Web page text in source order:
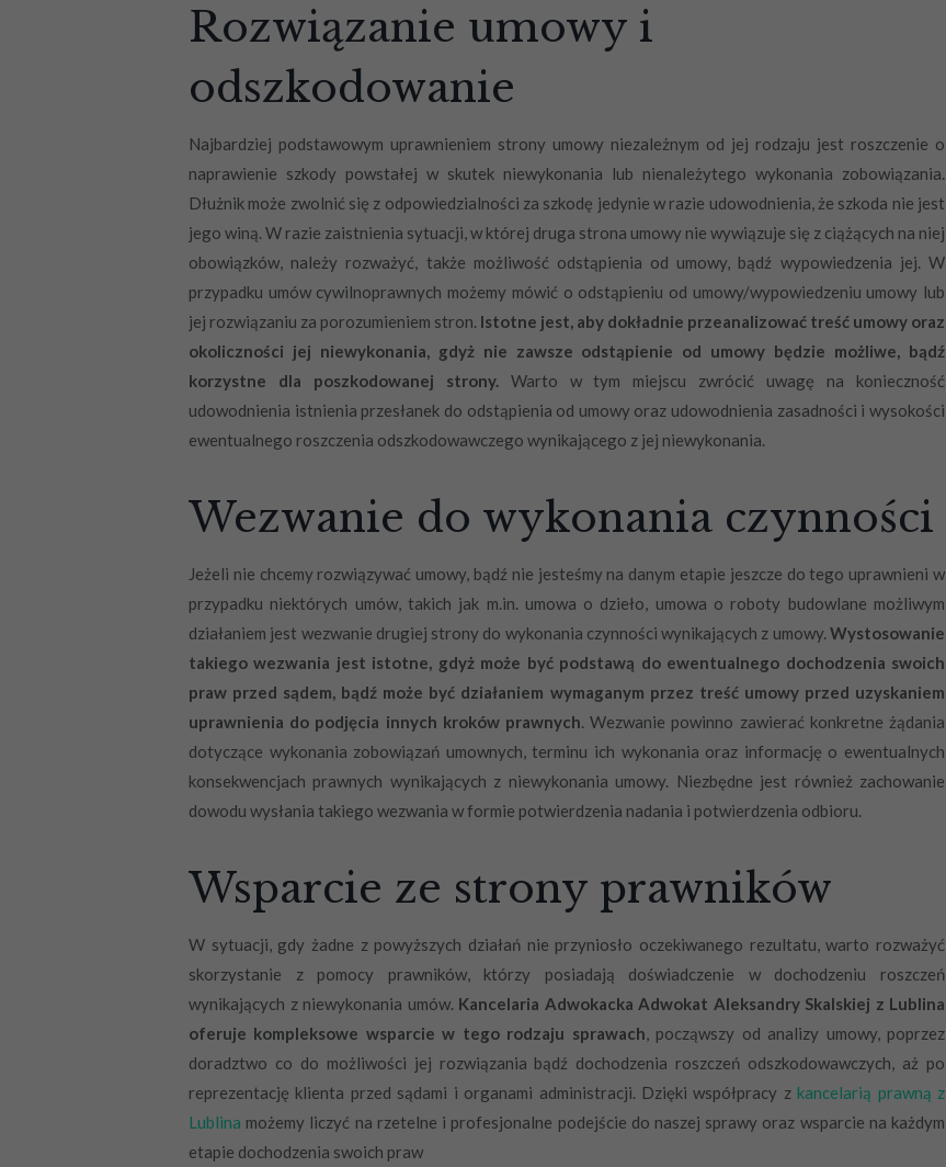
Rozwiązanie umowy i
odszkodowanie
Najbardziej podstawowym uprawnieniem strony umowy niezależnym od jej rodzaju jest roszczenie o
naprawienie szkody powstałej w skutek niewykonania lub nienależytego wykonania zobowiązania.
Dłużnik może zwolnić się z odpowiedzialności za szkodę jedynie w razie udowodnienia, że szkoda nie jest
jego winą. W razie zaistnienia sytuacji, w której druga strona umowy nie wywiązuje się z ciążących na niej
obowiązków, należy rozważyć, także możliwość odstąpienia od umowy, bądź wypowiedzenia jej. W
przypadku umów cywilnoprawnych możemy mówić o odstąpieniu od umowy/wypowiedzeniu umowy lub
jej rozwiązaniu za porozumieniem stron. Istotne jest, aby dokładnie przeanalizować treść umowy oraz
okoliczności jej niewykonania, gdyż nie zawsze odstąpienie od umowy będzie możliwe, bądź
korzystne dla poszkodowanej strony.Warto w tym miejscu zwrócić uwagę na konieczność
udowodnienia istnienia przesłanek do odstąpienia od umowy oraz udowodnienia zasadności i wysokości
ewentualnego roszczenia odszkodowawczego wynikającego z jej niewykonania.
Wezwanie do wykonania czynności
Jeżeli nie chcemy rozwiązywać umowy, bądź nie jesteśmy na danym etapie jeszcze do tego uprawnieni w
przypadku niektórych umów, takich jak m.in. umowa o dzieło, umowa o roboty budowlane możliwym
działaniem jest wezwanie drugiej strony do wykonania czynności wynikających z umowy. Wystosowanie
takiego wezwania jest istotne, gdyż może być podstawą do ewentualnego dochodzenia swoich
praw przed sądem, bądź może być działaniem wymaganym przez treść umowy przed uzyskaniem
uprawnienia do podjęcia innych kroków prawnych. Wezwanie powinno zawierać konkretne żądania
dotyczące wykonania zobowiązań umownych, terminu ich wykonania oraz informację o ewentualnych
konsekwencjach prawnych wynikających z niewykonania umowy. Niezbędne jest również zachowanie
dowodu wysłania takiego wezwania w formie potwierdzenia nadania i potwierdzenia odbioru.
Wsparcie ze strony prawników
W sytuacji, gdy żadne z powyższych działań nie przyniosło oczekiwanego rezultatu, warto rozważyć
skorzystanie z pomocy prawników, którzy posiadają doświadczenie w dochodzeniu roszczeń
wynikających z niewykonania umów. Kancelaria Adwokacka Adwokat Aleksandry Skalskiej z Lublina
oferuje kompleksowe wsparcie w tego rodzaju sprawach, począwszy od analizy umowy, poprzez
doradztwo co do możliwości jej rozwiązania bądź dochodzenia roszczeń odszkodowawczych, aż po
reprezentację klienta przed sądami i organami administracji. Dzięki współpracy zkancelarią prawną z
Lublina możemy liczyć na rzetelne i profesjonalne podejście do naszej sprawy oraz wsparcie na każdym
etapie dochodzenia swoich praw